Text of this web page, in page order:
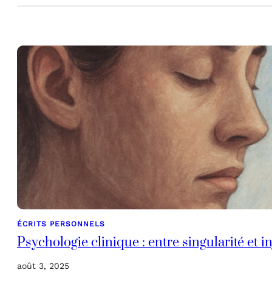
ÉCRITS PERSONNELS
Psychologie clinique : entre singularité et
août 3, 2025